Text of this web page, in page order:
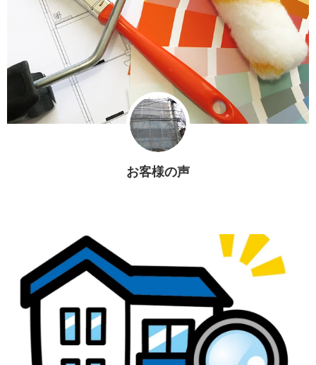
お客様の声